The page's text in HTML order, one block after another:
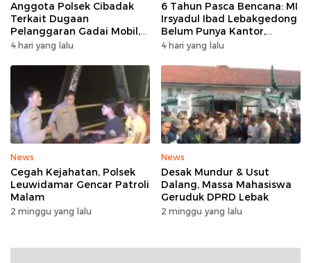
Anggota Polsek Cibadak
Terkait Dugaan
Pelanggaran Gadai Mobil,
Kasus Ditangani Bid
4 hari yang lalu
6 Tahun Pasca Bencana: MI
Irsyadul Ibad Lebakgedong
Belum Punya Kantor,
Belajar Tanpa Meja-Kursi
4 hari yang lalu
News
Cegah Kejahatan, Polsek
Leuwidamar Gencar Patroli
Malam
2 minggu yang lalu
News
Desak Mundur & Usut
Dalang, Massa Mahasiswa
Geruduk DPRD Lebak
2 minggu yang lalu